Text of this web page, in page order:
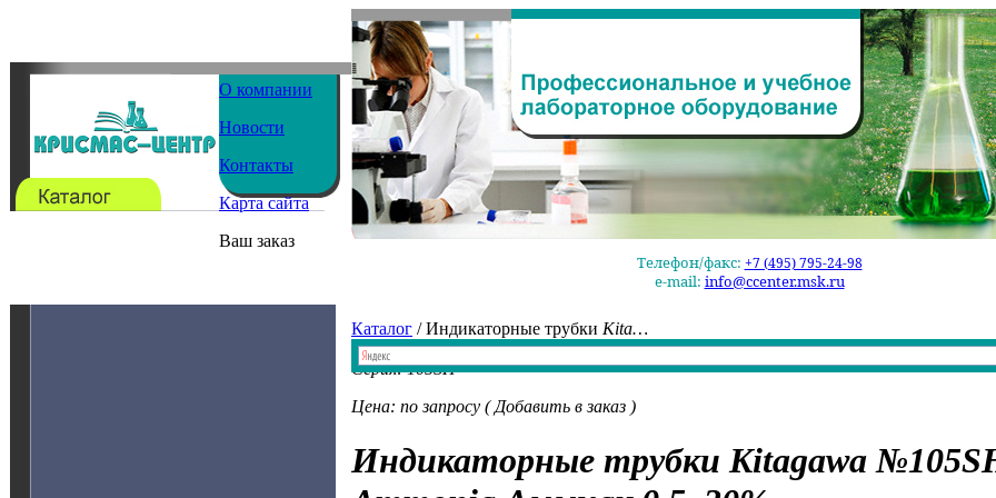
О компании
Новости
Контакты
Карта сайта
Ваш заказ
Телефон/факс: +7 (495) 795-24-98
e-mail: info@ccenter.msk.ru
Каталог / Индикаторные трубки Kita…
Серия: 105SH
Цена: по запросу ( Добавить в заказ )
Индикаторные трубкиKitagawa